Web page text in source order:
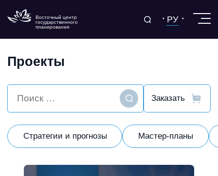
Восточный центр
государственного
планирования
РУ
Проекты
Найти
Стратегии и прогнозы Мастер-планы